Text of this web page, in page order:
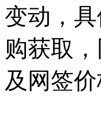
变动，
购获取
及网签